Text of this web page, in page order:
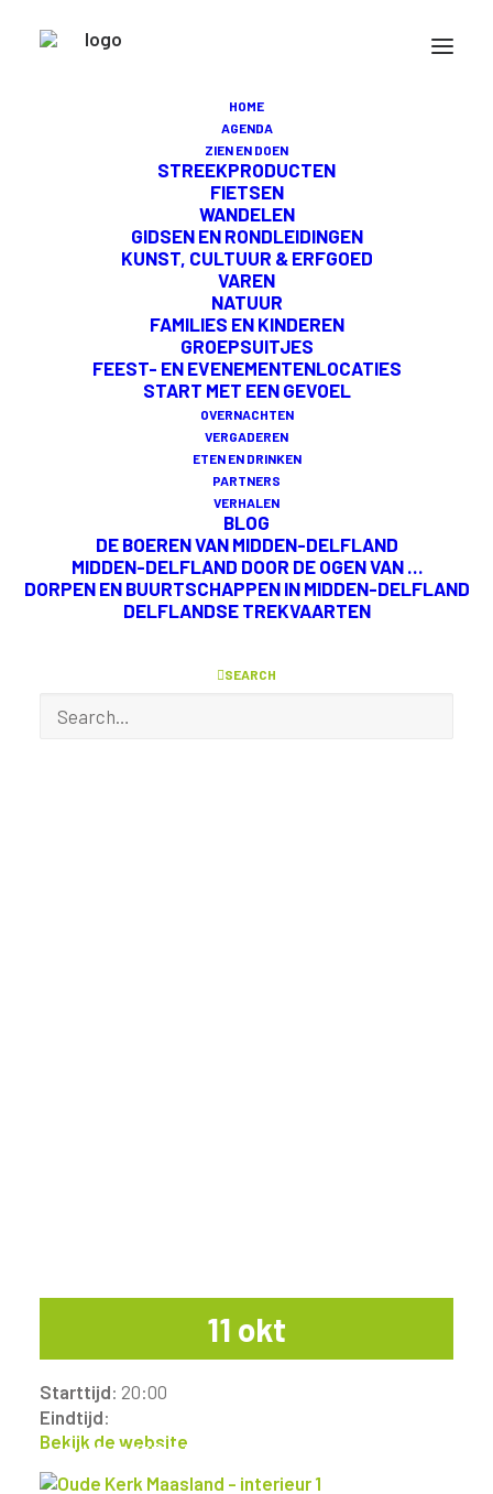
HOME
AGENDA
ZIEN EN DOEN
STREEKPRODUCTEN
FIETSEN
WANDELEN
GIDSEN EN RONDLEIDINGEN
KUNST, CULTUUR & ERFGOED
VAREN
NATUUR
FAMILIES EN KINDEREN
GROEPSUITJES
FEEST- EN EVENEMENTENLOCATIES
START MET EEN GEVOEL
OVERNACHTEN
VERGADEREN
ETEN EN DRINKEN
PARTNERS
VERHALEN
BLOG
DE BOEREN VAN MIDDEN-DELFLAND
MIDDEN-DELFLAND DOOR DE OGEN VAN …
DORPEN EN BUURTSCHAPPEN IN MIDDEN-DELFLAND
DELFLANDSE TREKVAARTEN
SEARCH
ORGELCONCERT IN OUDE KERK
MAASLAND
DIT EVENEMENT HEEFT REEDS
PLAATSGEVONDEN.
Liefhebbers van orgelmuziek zijn van harte welkom
bij een sfeervol concert in de Oude Kerk van
Maasland. Op zaterdag 11 oktober 2025 om 20.00
uur bespelen Leo Hans Koornneef en Reinier Kroos
het historische kerkorgel.
vrije entree (collecte na afloop)
11 okt
Starttijd: 20:00
Eindtijd:
Bekijk de website
OUDE KERK MAASLAND